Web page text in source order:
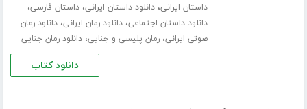
داستان ایرانی،دانلود داستان ایرانی،داستان فارسی،
دانلود داستان اجتماعی،دانلود رمان ایرانی،دانلود رمان
صوتی ایرانی،رمان پلیسی و جنایی،دانلود رمان جنایی
دانلود کتاب